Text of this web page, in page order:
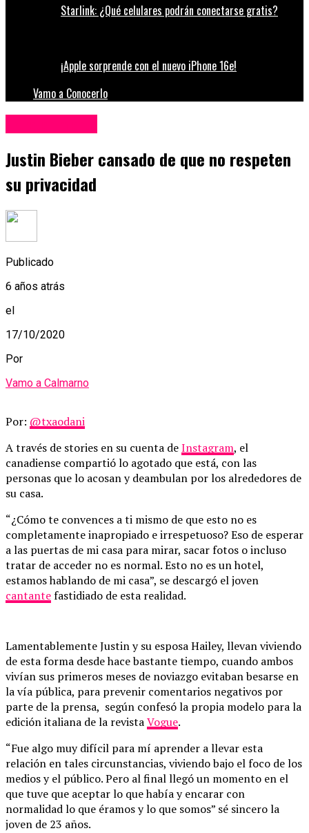
Starlink: ¿Qué celulares podrán conectarse gratis?
¡Apple sorprende con el nuevo iPhone 16e!
Vamo a Conocerlo
Justin Bieber cansado de que no respeten
su privacidad
Publicado
6 años atrás
el
17/10/2020
Por
Vamo a Calmarno
Por: @txaodani
A través de stories en su cuenta deInstagram, el
canadiense compartió lo agotado que está, con las
personas que lo acosan y deambulan por los alrededores de
su casa.
“¿Cómo te convences a ti mismo de que esto no es
completamente inapropiado e irrespetuoso? Eso de esperar
a las puertas de mi casa para mirar, sacar fotos o incluso
tratar de acceder no es normal. Esto no es un hotel,
estamos hablando de mi casa”, se descargó el joven
cantantefastidiado de esta realidad.
Lamentablemente Justin y su esposa Hailey, llevan viviendo
de esta forma desde hace bastante tiempo, cuando ambos
vivían sus primeros meses de noviazgo evitaban besarse en
la vía pública, para prevenir comentarios negativos por
parte de la prensa, según confesó la propia modelo para la
edición italiana de la revistaVogue.
“Fue algo muy difícil para mí aprender a llevar esta
relación en tales circunstancias, viviendo bajo el foco de los
medios y el público. Pero al final llegó un momento en el
que tuve que aceptar lo que había y encarar con
normalidad lo que éramos y lo que somos” sé sincero la
joven de 23 años.